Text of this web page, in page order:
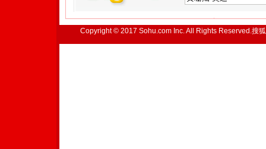
Copyright © 2017 Sohu.com Inc. All Rights Reserved.搜